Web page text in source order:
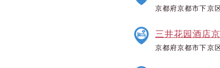
京都府京都市下京
三井花园酒店
京都府京都市下京